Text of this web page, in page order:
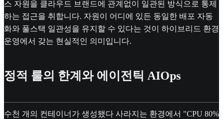
스 자원을 클라우드 브랜드에 관계없이 일관된 방식으로 통제
하는 접근을 취합니다. 자원이 어디에 있든 동일한 배포 자동
화와 풀스택 일관성을 유지할 수 있다는 것이 하이브리드 환경
운영에서 갖는 현실적인 의미입니다.
정적 룰의 한계와 에이전틱 AIOps
수천 개의 컨테이너가 생성됐다 사라지는 환경에서 "CPU 80%